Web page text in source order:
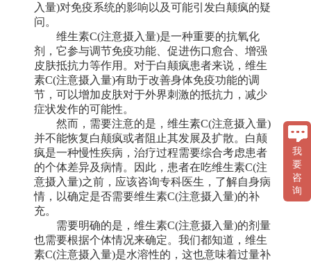
入量)对免疫系统的影响以及可能引发白颠疯的疑
问。
维生素C(注意摄入量)是一种重要的抗氧化
剂，它参与调节免疫功能、促进伤口愈合、增强
皮肤抵抗力等作用。对于白颠疯患者来说，维生
素C(注意摄入量)有助于改善身体免疫功能的调
节，可以增加皮肤对于外界刺激的抵抗力，减少
症状发作的可能性。
然而，需要注意的是，维生素C(注意摄入量)
并不能恢复白颠疯或者阻止其发展及扩散。白颠
疯是一种慢性疾病，治疗过程需要综合考虑患者
的个体差异及病情。因此，患者在吃维生素C(注
意摄入量)之前，应该咨询专科医生，了解自身病
情，以确定是否需要维生素C(注意摄入量)的补
充。
需要明确的是，维生素C(注意摄入量)的剂量
也需要根据个体情况来确定。我们都知道，维生
素C(注意摄入量)是水溶性的，这也意味着过量补
我
要
咨
询